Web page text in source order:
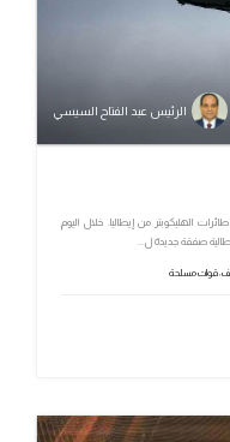
الرئيس عبد الفتاح السيسي
الهليكوبتر من إيطاليا. خلال اليوم
مسلحة